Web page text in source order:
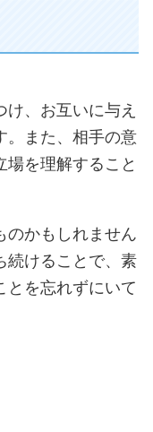
、お互いに与え
。また、相手の意
場を理解すること
のかもしれません
続けることで、素
とを忘れずにいて